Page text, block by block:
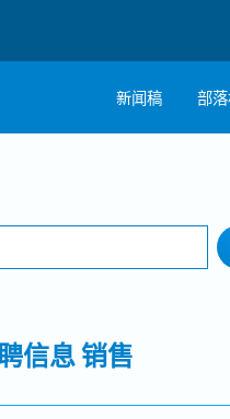
新闻稿 部
信息 销售